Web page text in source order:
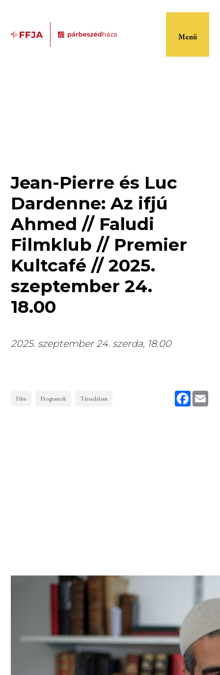
Menü
Jean-Pierre és Luc
Dardenne: Az ifjú
Ahmed // Faludi
Filmklub // Premier
Kultcafé // 2025.
szeptember 24.
18.00
2025. szeptember 24. szerda, 18.00
Facebook
Film Programok Társadalom